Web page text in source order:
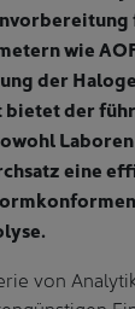
wie
der
bietet der
eine
von